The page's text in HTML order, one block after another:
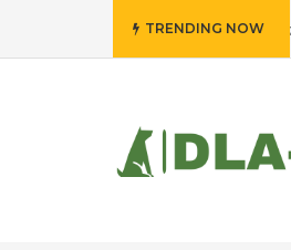
TRENDING NOW
wywołać swoje klisze